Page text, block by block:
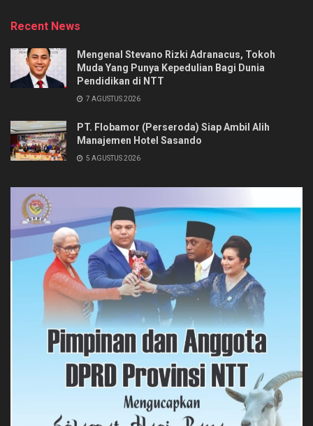
Recent News
Mengenal Stevano Rizki Adranacus, Tokoh
Muda Yang Punya Kepedulian Bagi Dunia
Pendidikan di NTT
7 AGUSTUS 2026
PT. Flobamor (Perseroda) Siap Ambil Alih
Manajemen Hotel Sasando
5 AGUSTUS 2026